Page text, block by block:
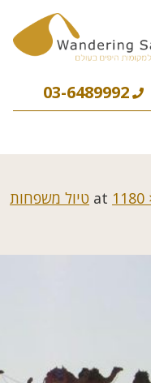
03-6489992
1180
טיול משפחות